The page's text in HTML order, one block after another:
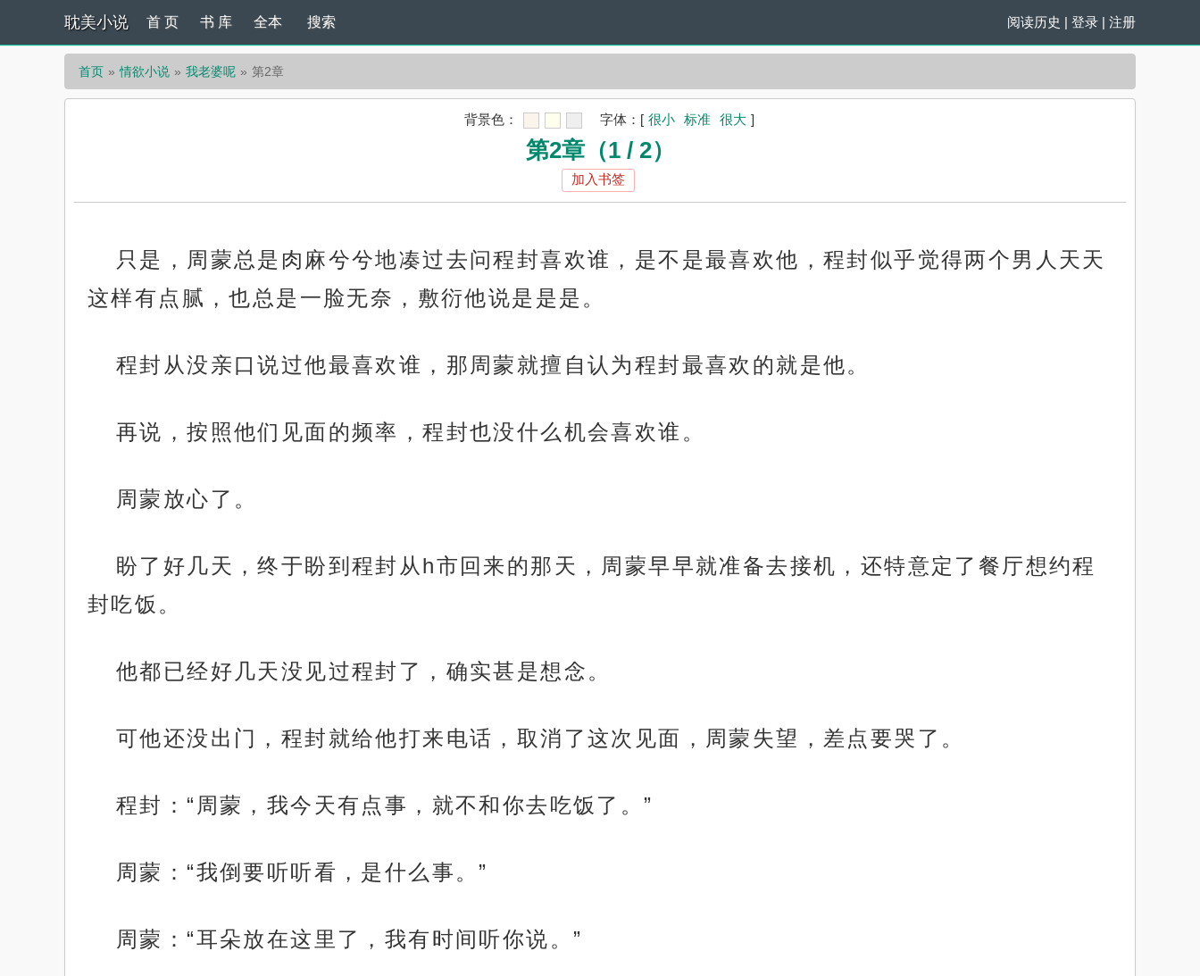
耽美小说 阅读历史 | 登录 | 注册
首 页 书 库 全本 搜索
首页 情欲小说 我老婆呢 第2章
背景色： 字体： [ 很小 标准 很大 ]
第2章（1 / 2）
加入书签
只是，周蒙总是肉麻兮兮地凑过去问程封喜欢谁，是不是最喜欢他，程封似乎觉得两个男人天天
这样有点腻，也总是一脸无奈，敷衍他说是是是。
程封从没亲口说过他最喜欢谁，那周蒙就擅自认为程封最喜欢的就是他。
再说，按照他们见面的频率，程封也没什么机会喜欢谁。
周蒙放心了。
盼了好几天，终于盼到程封从h市回来的那天，周蒙早早就准备去接机，还特意定了餐厅想约程
封吃饭。
他都已经好几天没见过程封了，确实甚是想念。
可他还没出门，程封就给他打来电话，取消了这次见面，周蒙失望，差点要哭了。
程封：“周蒙，我今天有点事，就不和你去吃饭了。”
周蒙：“我倒要听听看，是什么事。”
周蒙：“耳朵放在这里了，我有时间听你说。”